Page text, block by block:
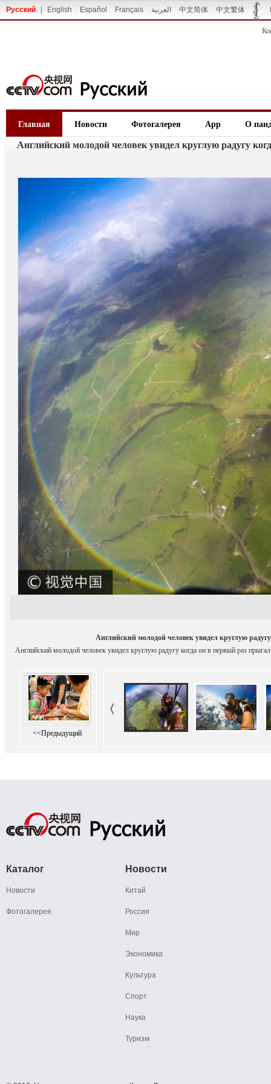
Русский English Español Français العربية 中文简体 中文繁体
Главная Новости Фотогалерея App О
Английский молодой человек увидел круглую радугу
Английский молодой человек увидел круглую
Английский молодой человек увидел круглую радугу когда он в первый раз
<<Предыдущий
Каталог
Новости
Фотогалерея
Новости
Китай
Россия
Мир
Экономика
Культура
Спорт
Наука
Туризм